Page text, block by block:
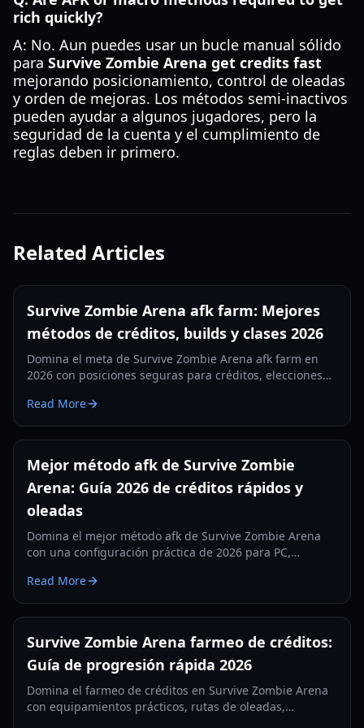
rich quickly?
A: No. Aun puedes usar un bucle manual sólido
para Survive Zombie Arena get credits fast
mejorando posicionamiento, control de oleadas
y orden de mejoras. Los métodos semi-inactivos
pueden ayudar a algunos jugadores, pero la
seguridad de la cuenta y el cumplimiento de
reglas deben ir primero.
Related Articles
Survive Zombie Arena afk farm: Mejores
métodos de créditos, builds y clases 2026
Domina el meta de Survive Zombie Arena afk farm en
2026 con posiciones seguras para créditos, elecciones
para solo/equipo.
Read More
Mejor método afk de Survive Zombie
Arena: Guía 2026 de créditos rápidos y
oleadas
Domina el mejor método afk de Survive Zombie Arena
con una configuración práctica de 2026 para PC,
estable de créditos.
Read More
Survive Zombie Arena farmeo de créditos:
Guía de progresión rápida 2026
Domina el farmeo de créditos en Survive Zombie Arena
con equipamientos prácticos, rutas de oleadas,